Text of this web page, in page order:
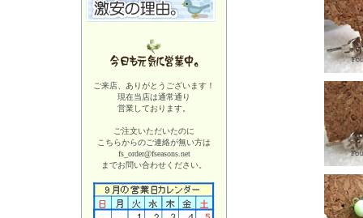
ご来店、ありがとうございます！
現在当店は通常通り
営業しております。
ご注文いただいたのに
こちらからのご連絡が無い方は
fs_order@fseasons.net
までお問い合わせください。